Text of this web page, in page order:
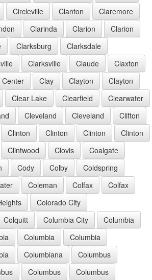
Circleville Clanton
Claremore
Clarinda Clarion
Clarion
Clarksburg
Clarksdale
Clarksville Claude
Claxton
Center Clay Clayton
Clayton
Clear Lake Clearfield
Clearwater
Cleveland Cleveland
Clifton
Clinton Clinton Clinton
Clinton
Clintwood Clovis
Coalgate
Cody Colby
Coldspring
Coleman Colfax
Colfax
Colorado City
Colquitt Columbia City
Columbia
Columbia
Columbia
Columbiana
Columbus
Columbus
Columbus